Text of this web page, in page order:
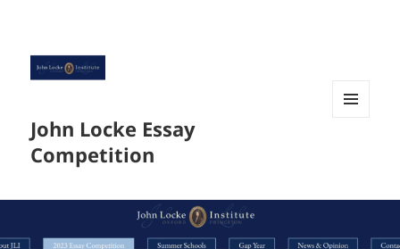
John Locke Essay
Competition